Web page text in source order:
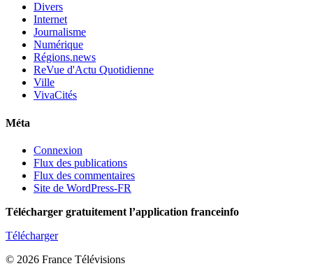
Divers
Internet
Journalisme
Numérique
Régions.news
ReVue d'Actu Quotidienne
Ville
VivaCités
Méta
Connexion
Flux des publications
Flux des commentaires
Site de WordPress-FR
Télécharger gratuitement l’application franceinfo
Télécharger
© 2026 France Télévisions